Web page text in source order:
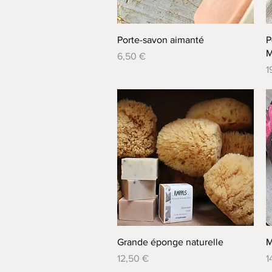
Aperçu rapide
Porte-savon aimanté
Prix
6,50 €
Aperçu rapide
Grande éponge naturelle
Prix
12,50 €